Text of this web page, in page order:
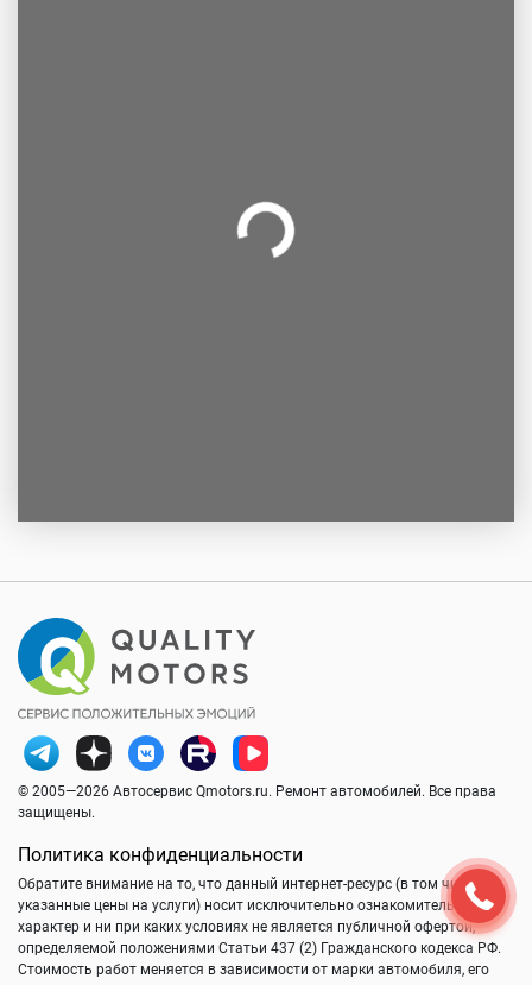
© 2005—2026 Автосервис Qmotors.ru. Ремонт автомобилей. Все права
защищены.
Политика конфиденциальности
Обратите внимание на то, что данный интернет-ресурс (в том числе
указанные цены на услуги) носит исключительно ознакомительный
характер и ни при каких условиях не является публичной офертой,
определяемой положениями Статьи 437 (2) Гражданского кодекса РФ.
Стоимость работ меняется в зависимости от марки автомобиля, его